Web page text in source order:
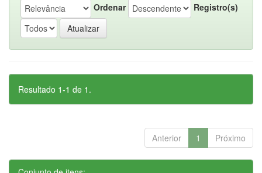
Ordenar
Registro(s)
Resultado 1-1 de 1.
Anterior 1 Próximo